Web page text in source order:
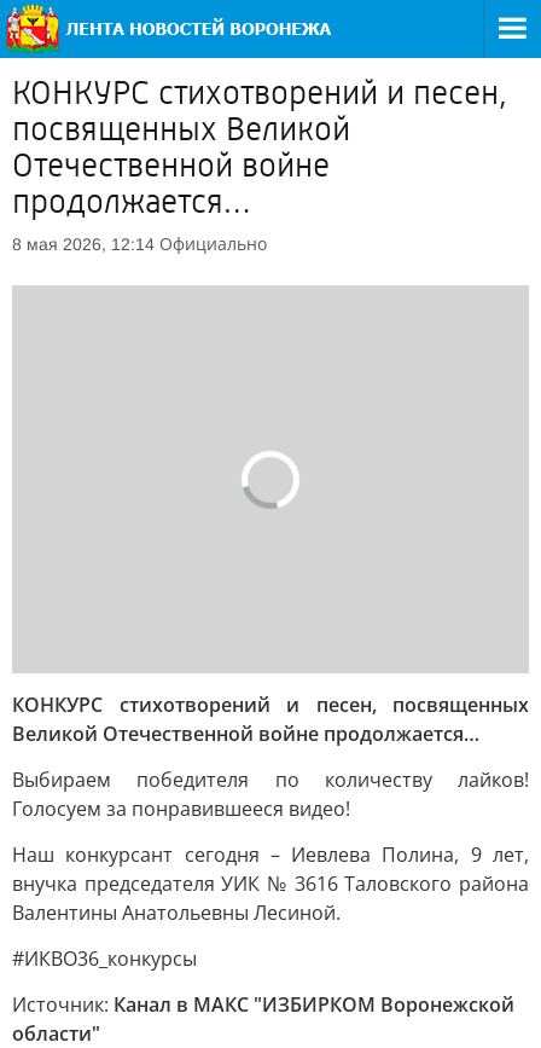
КОНКУРС стихотворений и песен,
посвященных Великой
Отечественной войне
продолжается…
8 мая 2026, 12:14 Официально
КОНКУРС стихотворений и песен, посвященных
Великой Отечественной войне продолжается…
Выбираем победителя по количеству лайков!
Голосуем за понравившееся видео!
Наш конкурсант сегодня – Иевлева Полина, 9 лет,
внучка председателя УИК № 3616 Таловского района
Валентины Анатольевны Лесиной.
#ИКВО36_конкурсы
Источник: Канал в МАКС "ИЗБИРКОМ Воронежской
области"